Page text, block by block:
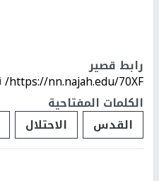
رابط قصير
https://nn.najah.edu/70XF/
الكلمات المفتاحية
القدس
الاحتلال